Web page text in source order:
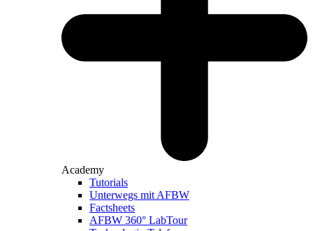
Academy
Tutorials
Unterwegs mit AFBW
Factsheets
AFBW 360° LabTour